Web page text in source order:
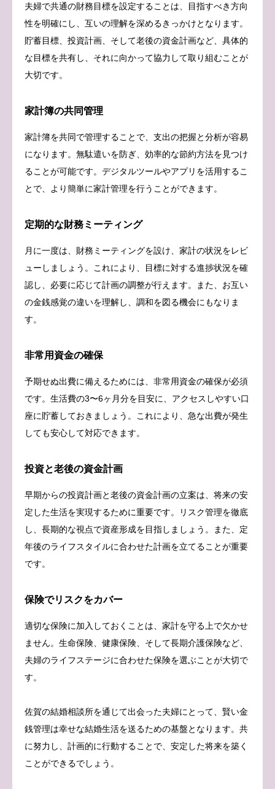
夫婦で共通の財務目標を設定することは、目指すべき方向
性を明確にし、互いの理解を深めるきっかけとなります。
貯蓄目標、投資計画、そして老後の資金計画など、具体的
な目標を共有し、それに向かって協力して取り組むことが
大切です。
家計簿の共同管理
家計簿を共同で管理することで、支出の把握と分析が容易
になります。無駄遣いを防ぎ、効率的な節約方法を見つけ
ることが可能です。デジタルツールやアプリを活用するこ
とで、より簡単に家計管理を行うことができます。
定期的な財務ミーティング
月に一度は、財務ミーティングを設け、家計の状況をレビ
ューしましょう。これにより、目標に対する進捗状況を確
認し、必要に応じて計画の調整が行えます。また、お互い
の金銭感覚の違いを理解し、調和を図る機会にもなりま
す。
非常用資金の確保
予期せぬ出費に備えるためには、非常用資金の確保が必須
です。生活費の3〜6ヶ月分を目安に、アクセスしやすい口
座に貯蓄しておきましょう。これにより、急な出費が発生
しても安心して対応できます。
投資と老後の資金計画
早期からの投資計画と老後の資金計画の立案は、将来の安
定した生活を実現するために重要です。リスク管理を徹底
し、長期的な視点で資産形成を目指しましょう。また、定
年後のライフスタイルに合わせた計画を立てることが重要
です。
保険でリスクをカバー
適切な保険に加入しておくことは、家計を守る上で欠かせ
ません。生命保険、健康保険、そして長期介護保険など、
夫婦のライフステージに合わせた保険を選ぶことが大切で
す。
佐賀の結婚相談所を通じて出会った夫婦にとって、賢い金
銭管理は幸せな結婚生活を送るための基盤となります。共
に努力し、計画的に行動することで、安定した将来を築く
ことができるでしょう。